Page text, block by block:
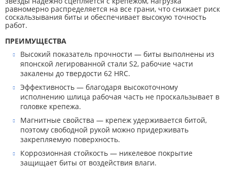
равномерно распределяется на все грани, что снижает риск
соскальзывания биты и обеспечивает высокую точность
работ.
ПРЕИМУЩЕСТВА
Высокий показатель прочности — биты выполнены из
японской легированной стали S2, рабочие части
закалены до твердости 62 HRC.
Эффективность — благодаря высокоточному
исполнению шлица рабочая часть не проскальзывает в
головке крепежа.
Магнитные свойства — крепеж удерживается битой,
поэтому свободной рукой можно придерживать
закрепляемую поверхность.
Коррозионная стойкость — никелевое покрытие
защищает биты от воздействия влаги.